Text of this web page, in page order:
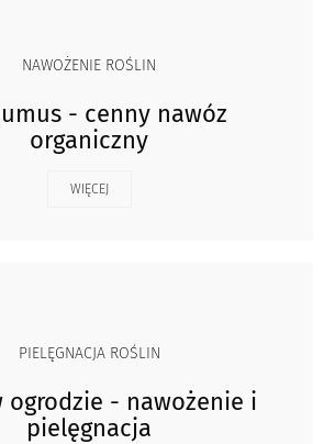
NAWOŻENIE ROŚLIN
- cenny nawóz
organiczny
WIĘCEJ
PIELĘGNACJA ROŚLIN
ogrodzie - nawożenie i
pielęgnacja